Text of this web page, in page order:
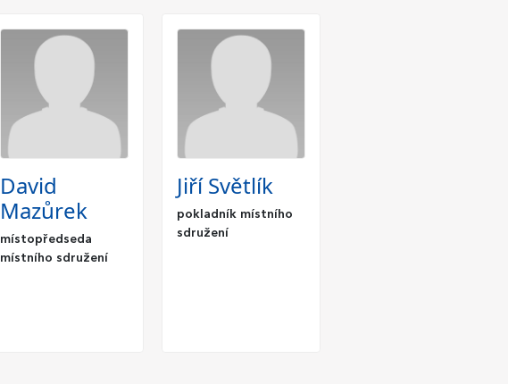
David
Mazůrek
místopředseda
místního sdružení
Jiří Světlík
pokladník místního
sdružení